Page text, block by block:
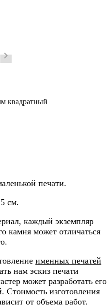

печати.
см.
каждый экземпляр
камня может отличаться
именных печатей
нам эскиз печати
может разработать его
изготовления
от объема работ.